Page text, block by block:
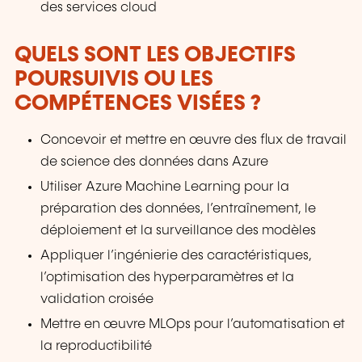
des services cloud
QUELS SONT LES OBJECTIFS
POURSUIVIS OU LES
COMPÉTENCES VISÉES ?
Concevoir et mettre en œuvre des flux de travail
de science des données dans Azure
Utiliser Azure Machine Learning pour la
préparation des données, l’entraînement, le
déploiement et la surveillance des modèles
Appliquer l’ingénierie des caractéristiques,
l’optimisation des hyperparamètres et la
validation croisée
Mettre en œuvre MLOps pour l’automatisation et
la reproductibilité